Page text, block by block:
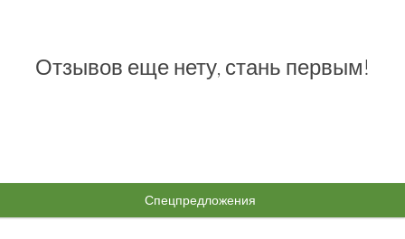
Отзывов еще нету, стань первым!
Спецпредложения